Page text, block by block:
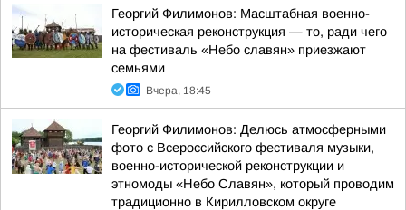
Георгий Филимонов: Масштабная военно-
историческая реконструкция — то, ради чего
на фестиваль «Небо славян» приезжают
семьями
Вчера, 18:45
Георгий Филимонов: Делюсь атмосферными
фото с Всероссийского фестиваля музыки,
военно-исторической реконструкции и
этномоды «Небо Славян», который проводим
традиционно в Кирилловском округе